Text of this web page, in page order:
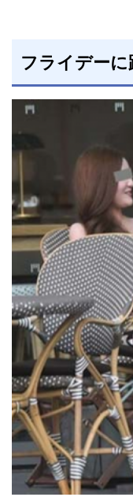
フライデー